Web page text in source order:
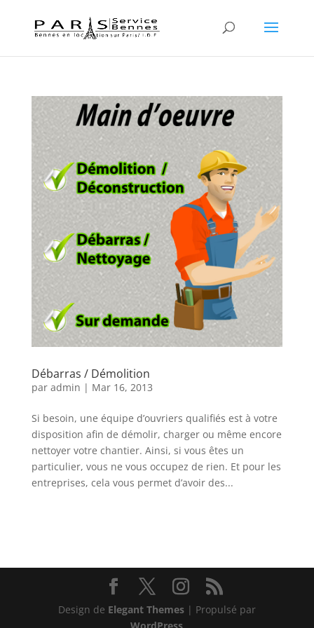
Débarras / Démolition
par admin | Mar 16, 2013
Si besoin, une équipe d’ouvriers qualifiés est à votre
disposition afin de démolir, charger ou même encore
nettoyer votre chantier. Ainsi, si vous êtes un
particulier, vous ne vous occupez de rien. Et pour les
entreprises, cela vous permet d’avoir des...
Design de Elegant Themes| Propulsé par